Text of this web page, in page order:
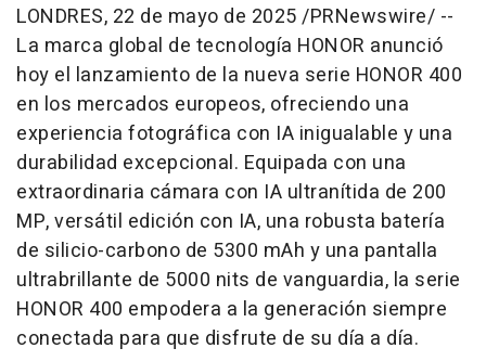
LONDRES, 22 de mayo de 2025/PRNewswire/ --
La marca global de tecnología HONOR anunció
hoy el lanzamiento de la nueva serie HONOR 400
en los mercados europeos, ofreciendo una
experiencia fotográfica con IA inigualable y una
durabilidad excepcional. Equipada con una
extraordinaria cámara con IA ultranítida de 200
MP, versátil edición con IA, una robusta batería
de silicio-carbono de 5300 mAh y una pantalla
ultrabrillante de 5000 nits de vanguardia, la serie
HONOR 400 empodera a la generación siempre
conectada para que disfrute de su día a día.